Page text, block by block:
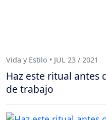
Vida y Estilo • JUL 23 / 2021
Haz este ritual antes
de trabajo